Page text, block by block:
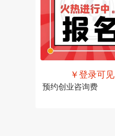
￥登录可见
预约创业咨询费